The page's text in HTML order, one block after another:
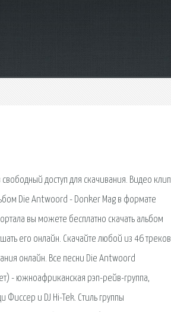
доступ для скачивания. Видео клип
Die Antwoord - Donker Mag в формате
вы можете бесплатно скачать альбом
его онлайн. Скачайте любой из 46 треков
онлайн. Все песни Die Antwoord
- южноафриканская рэп-рейв-группа,
Фиссер и DJ Hi-Tek. Стиль группы